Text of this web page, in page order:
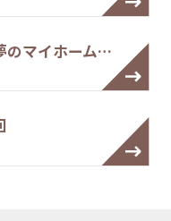
マイホーム…